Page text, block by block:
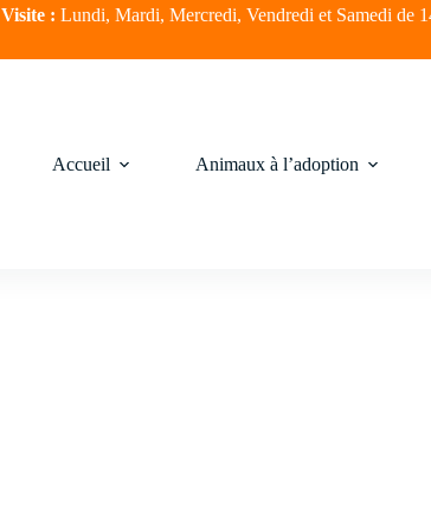
Visite : Lundi, Mardi, Mercredi, Vendredi et Samedi de
Accueil Animaux à l’adoption